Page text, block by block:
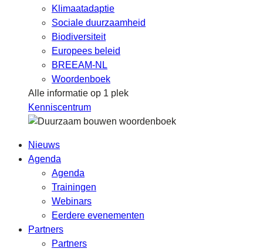
Klimaatadaptie
Sociale duurzaamheid
Biodiversiteit
Europees beleid
BREEAM-NL
Woordenboek
Alle informatie op 1 plek
Kenniscentrum
Nieuws
Agenda
Agenda
Trainingen
Webinars
Eerdere evenementen
Partners
Partners